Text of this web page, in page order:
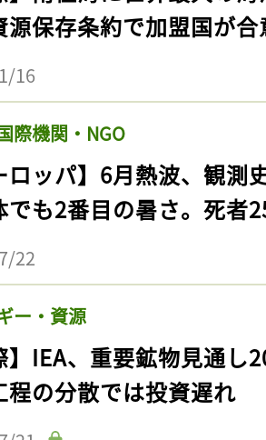
源保存条約で加盟国が合
16
際機関・NGO
ロッパ】6月熱波、観
でも2番目の暑さ。死者
22
ー・資源
】IEA、重要鉱物見通
程の分散では投資遅れ